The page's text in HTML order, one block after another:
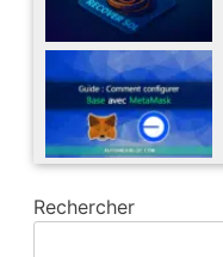
Rechercher